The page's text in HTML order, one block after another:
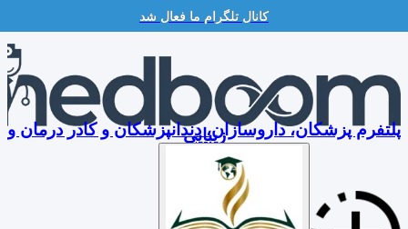
کانال تلگرام ما فعال شد
Skip
content
پلتفرم پزشکان، داروسازان، دندانپزشکان و کادر درمان و
زیبایی